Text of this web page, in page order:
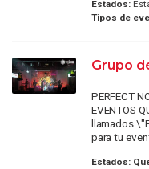
Estados:
Tipos de
Grupo
PERFECT
EVENTOS
llamados
para tu
Estados: